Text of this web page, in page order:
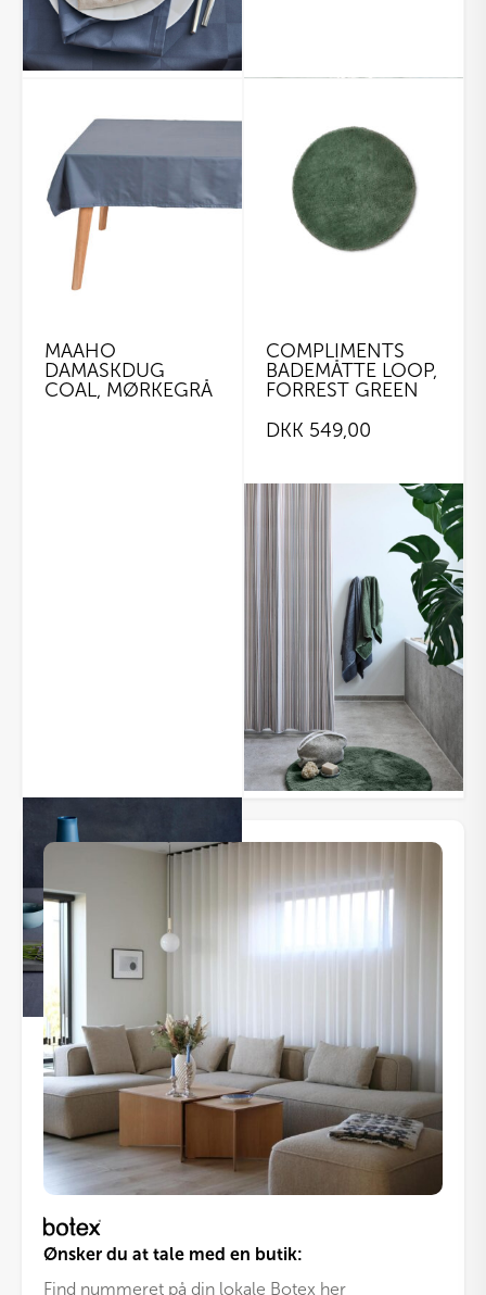
MAAHO
DAMASKDUG
COAL, MØRKEGRÅ
COMPLIMENTS
BADEMÅTTE LOOP,
FORREST GREEN
DKK 549,00
Ønsker du at tale med en butik:
Find nummeret på din lokale Botex her